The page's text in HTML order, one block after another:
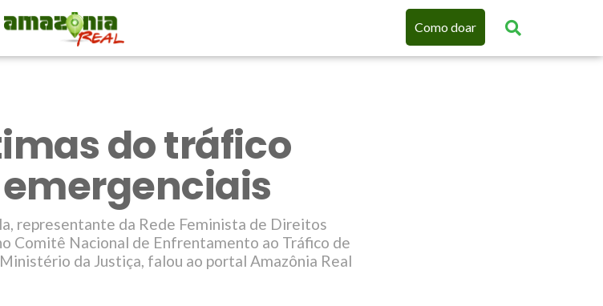
Como doar
do tráfico
representante da Rede Feminista de Direitos
Comitê Nacional de Enfrentamento ao Tráfico de
da Justiça, falou ao portal Amazônia Real